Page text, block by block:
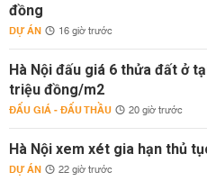
đồng
DỰ ÁN 16 giờ trước
Hà Nội đấu giá 6 thửa đất ở
triệu đồng/m2
ĐẤU GIÁ - ĐẤU THẦU 20 giờ trước
Hà Nội xem xét gia hạn thủ
DỰ ÁN 22 giờ trước